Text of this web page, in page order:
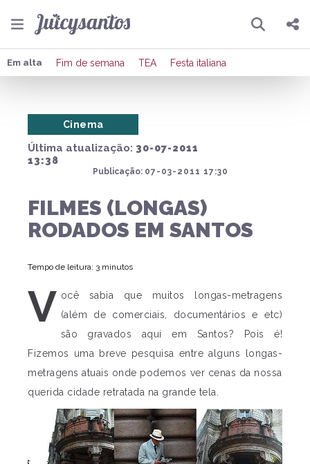
Pesquisar
Compartilhar
Em alta Fim de semana TEA Festa italiana
Última atualização: 30-07-2011
13:38
Publicação: 07-03-2011 17:30
Cinema
FILMES (LONGAS)
RODADOS EM SANTOS
Tempo de leitura: 3 minutos
V ocê sabia que muitos longas-metragens
(além de comerciais, documentários e etc)
são gravados aqui em Santos? Pois é!
Fizemos uma breve pesquisa entre alguns longas-
metragens atuais onde podemos ver cenas da nossa
querida cidade retratada na grande tela.